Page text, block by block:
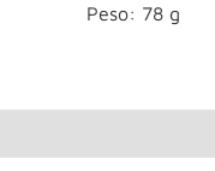
Peso: 78 g